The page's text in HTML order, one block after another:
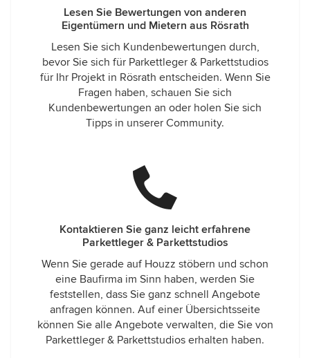
Lesen Sie Bewertungen von anderen
Eigentümern und Mietern aus Rösrath
Lesen Sie sich Kundenbewertungen durch,
bevor Sie sich für Parkettleger & Parkettstudios
für Ihr Projekt in Rösrath entscheiden. Wenn Sie
Fragen haben, schauen Sie sich
Kundenbewertungen an oder holen Sie sich
Tipps in unserer Community.
Kontaktieren Sie ganz leicht erfahrene
Parkettleger & Parkettstudios
Wenn Sie gerade auf Houzz stöbern und schon
eine Baufirma im Sinn haben, werden Sie
feststellen, dass Sie ganz schnell Angebote
anfragen können. Auf einer Übersichtsseite
können Sie alle Angebote verwalten, die Sie von
Parkettleger & Parkettstudios erhalten haben.